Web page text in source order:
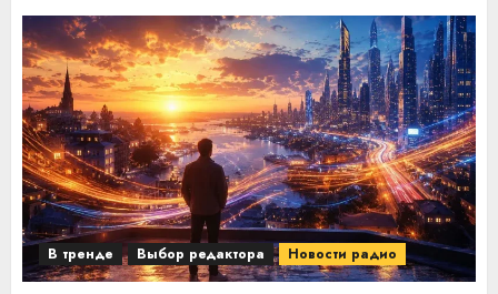
В тренде Выбор редактора Новости радио